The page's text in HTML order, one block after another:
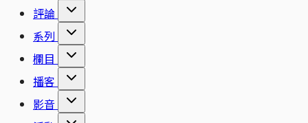
評論
系列
欄目
播客
影音